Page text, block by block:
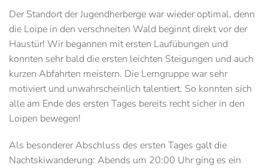
Der Standort der Jugendherberge war wieder optimal, denn
die Loipe in den verschneiten Wald beginnt direkt vor der
Haustür! Wir begannen mit ersten Laufübungen und
konnten sehr bald die ersten leichten Steigungen und auch
kurzen Abfahrten meistern. Die Lerngruppe war sehr
motiviert und unwahrscheinlich talentiert. So konnten sich
alle am Ende des ersten Tages bereits recht sicher in den
Loipen bewegen!
Als besonderer Abschluss des ersten Tages galt die
Nachtskiwanderung: Abends um 20:00 Uhr ging es ein